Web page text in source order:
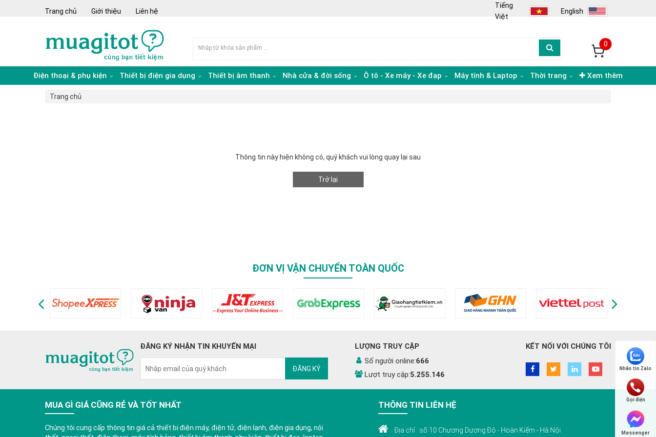
Trang chủ Giới thiệu Liên hệ
Tiếng
Việt
English
0
Điện thoại & phụ kiện Thiết bị điện gia dụng Thiết bị âm thanh Nhà cửa & đời sống Ô tô - Xe máy - Xe đạp Máy tính & Laptop Thời trang Xem thêm
Trang chủ
Thông tin này hiện không có, quý khách vui lòng quay lại sau
Trở lại
ĐƠN VỊ VẬN CHUYỂN TOÀN QUỐC
ĐĂNG KÝ NHẬN TIN KHUYẾN MẠI
ĐĂNG KÝ
LƯỢNG TRUY CẬP
Số người online:666
Lượt truy cập:5.255.146
KẾT NỐI VỚI CHÚNG TÔI
MUA GÌ GIÁ CŨNG RẺ VÀ TỐT NHẤT
Chúng tôi cung cấp thông tin giá cả thiết bị điện máy, điện tử, điện lạnh, điện gia dụng, nội
THÔNG TIN LIÊN HỆ
Địa chỉ : số 10 Chương Dương Độ - Hoàn Kiếm - Hà Nội
Nhắn tin Zalo
Gọi điện
Messenger